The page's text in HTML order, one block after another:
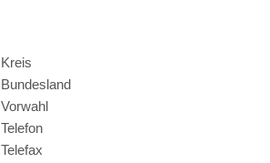
Kreis
Bundesland
Vorwahl
Telefon
Telefax